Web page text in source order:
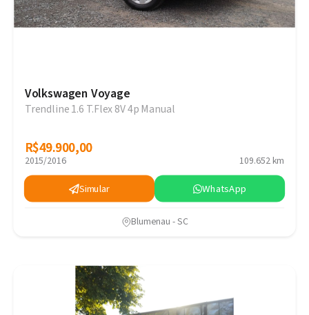
Volkswagen Voyage
Trendline 1.6 T.Flex 8V 4p Manual
R$49.900,00
R$49.900,00
2015/2016 109.652 km
Simular WhatsApp
Blumenau - SC